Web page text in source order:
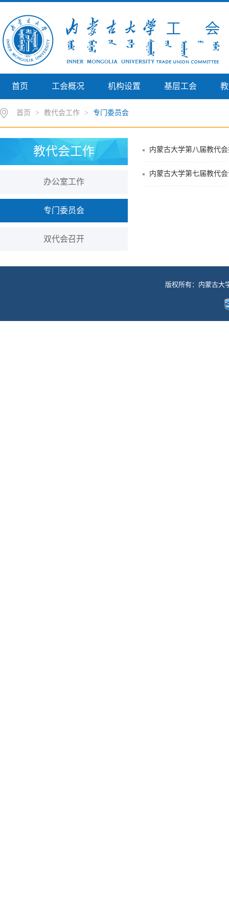
首页 工会概况 机构设置 基层工会
首页 > 教代会工作 > 专门委员会
教代会工作
办公室工作
专门委员会
双代会召开
内蒙古大学第八届教代
内蒙古大学第七届教代
版权所有：内蒙古大